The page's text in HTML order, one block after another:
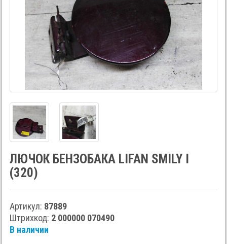
ЛЮЧОК БЕНЗОБАКА LIFAN SMILY I
(320)
Артикул: 87889
Штрихкод: 2 000000 070490
В наличии